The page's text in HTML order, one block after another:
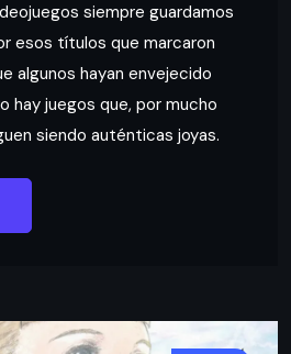
siempre guardamos
esos títulos que marcaron
algunos hayan envejecido
hay juegos que, por mucho
siendo auténticas joyas.